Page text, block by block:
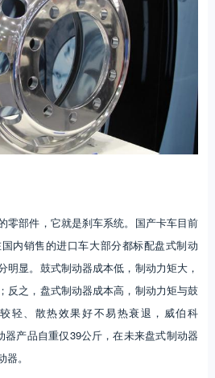
零部件，它就是刹车系统。国产卡车目前
内销售的进口车大部分都标配盘式制动
明显。鼓式制动器成本低，制动力矩大，
反之，盘式制动器成本高，制动力矩与鼓
轻、散热效果好不易热衰退，威伯科
器产品自重仅39公斤，在未来盘式制动器
。